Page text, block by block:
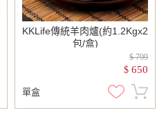
KKLife傳統羊肉爐(約1.2Kgx2
包/盒)
$ 799
$ 650
單盒